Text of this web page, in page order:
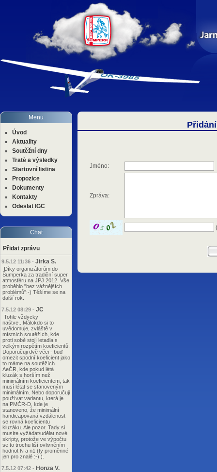
Menu
Úvod
Aktuality
Soutěžní dny
Tratě a výsledky
Startovní listina
Propozice
Dokumenty
Kontakty
Odeslat IGC
Chat
Přidat zprávu
9.5.12 11:36 - Jirka S.
Díky organizátorům do
Šumperka za tradiční super
atmosféru na JPJ 2012. Vše
proběhlo "bez vážnějších
problémů":-) Těšíme se na
další rok.
7.5.12 08:29 - JC
Tohle vždycky
naštve...Málokdo si to
uvědomuje, zvláště v
místních soutěžích, kde
proti sobě stojí letadla s
velkým rozpětím koeficientů.
Doporučuji dvě věci - buď
omezit spodní koeficient jako
to máme na soutěžích
AeČR, kde pokud létá
kluzák s horším než
minimálním koeficientem, tak
musí létat se stanoveným
minimálním. Nebo doporučuji
používat variantu, která je
na PMČR-D, kde je
stanoveno, že minimální
handicapovaná vzdálenost
se rovná koeficientu
kluzáku. Ale pozor. Tady si
musíte vyžádat/udělat nové
skripty, protože ve výpočtu
se to trochu liší ovlivněním
hodnot N a n1 (ty proměnné
jen pro znalé :-) ).
7.5.12 07:42 - Honza V.
Jméno:
Zpráva: